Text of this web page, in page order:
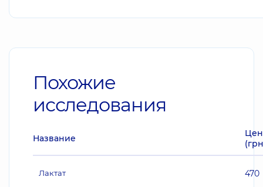
Похожие
исследования
Название
Лактат 470